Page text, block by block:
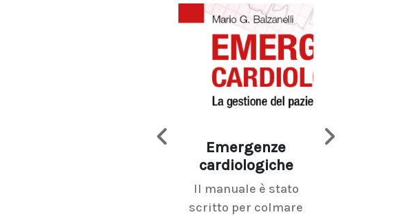
Emergenze
cardiologiche
Il manuale è stato
scritto per colmare